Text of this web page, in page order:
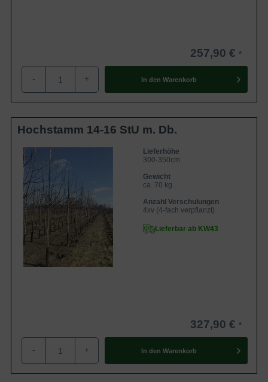
257,90 €
- + In den Warenkorb
Hochstamm 14-16 StU m. Db.
Lieferhöhe
300-350cm
Gewicht
ca. 70 kg
Anzahl Verschulungen
4xv (4-fach verpflanzt)
Lieferbar ab KW43
327,90 €
- + In den Warenkorb